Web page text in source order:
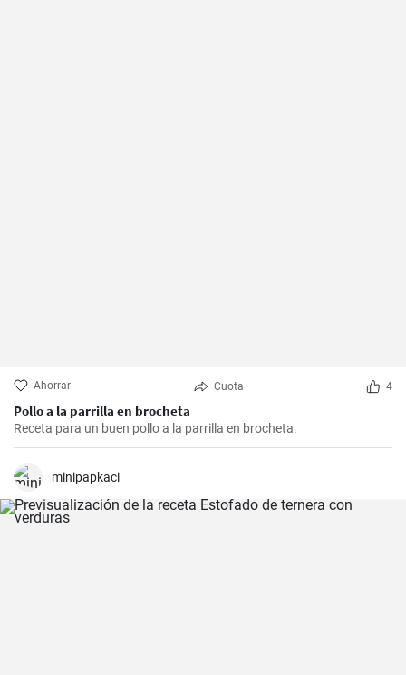
Ahorrar Cuota 4
Pollo a la parrilla en brocheta
Receta para un buen pollo a la parrilla en brocheta.
minipapkaci